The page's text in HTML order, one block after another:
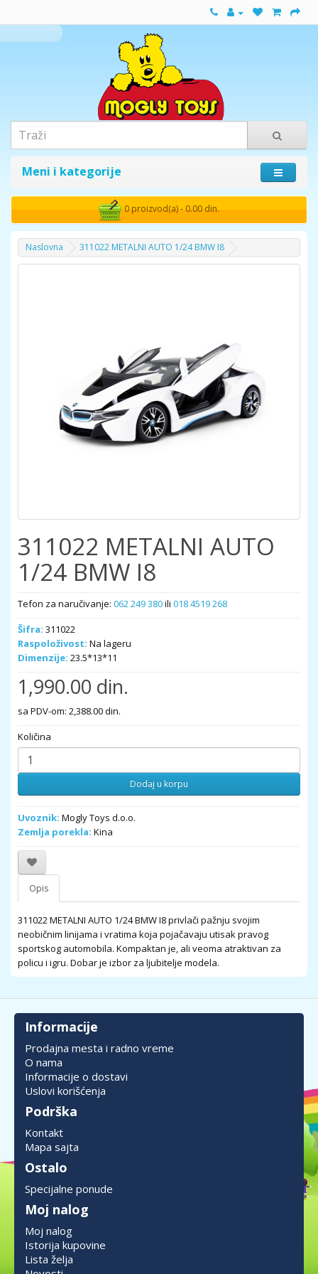
Meni i kategorije
0 proizvod(a) - 0.00 din.
Naslovna 311022 METALNI AUTO 1/24 BMW I8
311022 METALNI AUTO
1/24 BMW I8
Tefon za naručivanje: 062 249 380ili 018 4519 268
Šifra: 311022
Raspoloživost: Na lageru
Dimenzije: 23.5*13*11
1,990.00 din.
sa PDV-om: 2,388.00 din.
Količina
Dodaj u korpu
Uvoznik: Mogly Toys d.o.o.
Zemlja porekla: Kina
Opis
311022 METALNI AUTO 1/24 BMW I8 privlači pažnju svojim
neobičnim linijama i vratima koja pojačavaju utisak pravog
sportskog automobila. Kompaktan je, ali veoma atraktivan za
policu i igru. Dobar je izbor za ljubitelje modela.
Informacije
Prodajna mesta i radno vreme
O nama
Informacije o dostavi
Uslovi korišćenja
Podrška
Kontakt
Mapa sajta
Ostalo
Specijalne ponude
Moj nalog
Moj nalog
Istorija kupovine
Lista želja